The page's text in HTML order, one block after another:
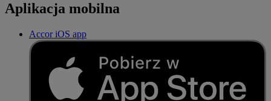
Aplikacja mobilna
Accor iOS app